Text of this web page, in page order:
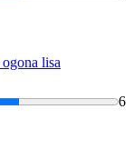
ogona lisa
6